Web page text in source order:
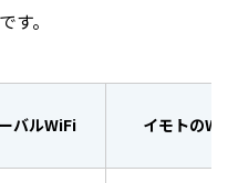
す。
バルWiFi イモトのWiFi